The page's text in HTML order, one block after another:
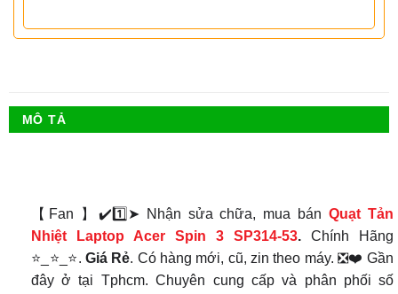
MÔ TẢ
【Fan 】✔️1️⃣➤ Nhận sửa chữa, mua bánQuạt Tản
Nhiệt
Laptop Acer Spin 3 SP314-53.Chính Hãng
⭐_⭐_⭐. Giá Rẻ. Có hàng mới, cũ, zin theo máy. ❎❤️ Gần
đây ở tại Tphcm. Chuyên cung cấp và phân phối số